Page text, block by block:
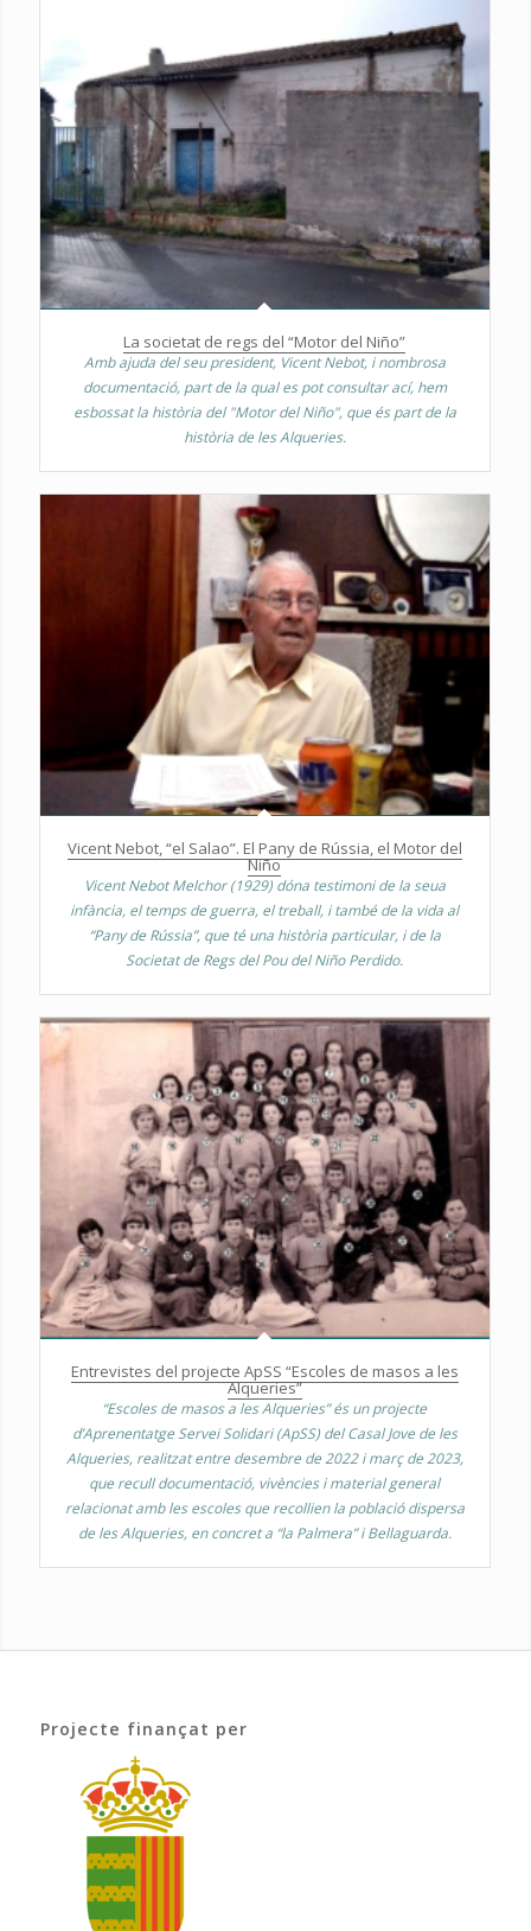
La societat de regs del “Motor del Niño”
Amb ajuda del seu president, Vicent Nebot, i nombrosa
documentació, part de la qual es pot consultar ací, hem
esbossat la història del "Motor del Niño", que és part de la
història de les Alqueries.
Vicent Nebot, “el Salao”. El Pany de Rússia, el Motor del
Niño
Vicent Nebot Melchor (1929) dóna testimoni de la seua
infància, el temps de guerra, el treball, i també de la vida al
“Pany de Rússia”, que té una història particular, i de la
Societat de Regs del Pou del Niño Perdido.
Entrevistes del projecte ApSS “Escoles de masos a les
Alqueries”
“Escoles de masos a les Alqueries” és un projecte
d’Aprenentatge Servei Solidari (ApSS) del Casal Jove de les
Alqueries, realitzat entre desembre de 2022 i març de 2023,
que recull documentació, vivències i material general
relacionat amb les escoles que recollien la població dispersa
de les Alqueries, en concret a “la Palmera” i Bellaguarda.
Projecte finançat per